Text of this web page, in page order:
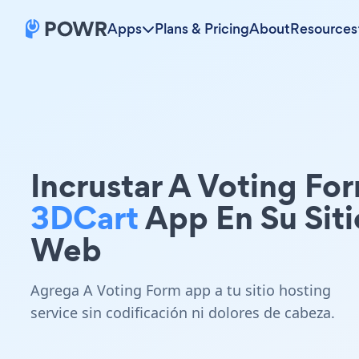
Apps Plans & PricingAboutResources
Incrustar A Voting
3DCartApp En Su
Web
Agrega A Voting Form app a tu sitio hosting
service sin codificación ni dolores de cabeza.